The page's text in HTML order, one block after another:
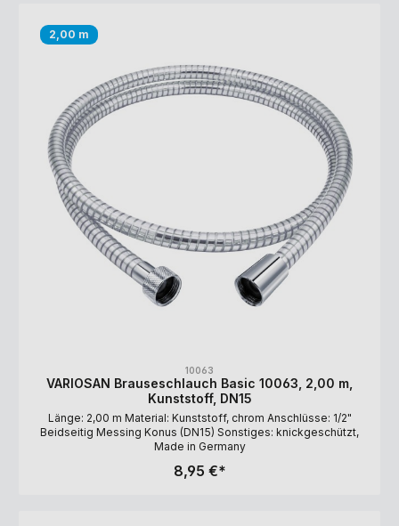
2,00 m
10063
VARIOSAN Brauseschlauch Basic 10063, 2,00 m,
Kunststoff, DN15
Länge: 2,00 m Material: Kunststoff, chrom Anschlüsse: 1/2"
Beidseitig Messing Konus (DN15) Sonstiges: knickgeschützt,
Made in Germany
8,95 €*